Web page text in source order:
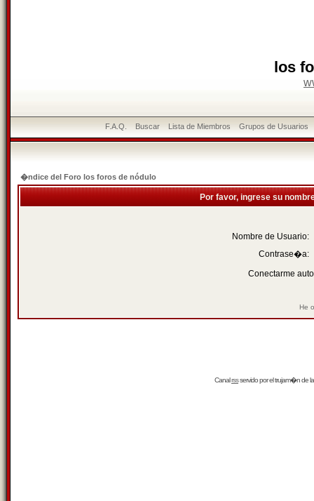
los
F.A.Q. Buscar Lista de Miembros Grupos de Usuarios
�ndice del Foro los foros de nódulo
Por favor, ingrese su
Nombre de Usuario:
Contrase�a:
Conectarme
He
Canalrssservido por eltrujam�nde